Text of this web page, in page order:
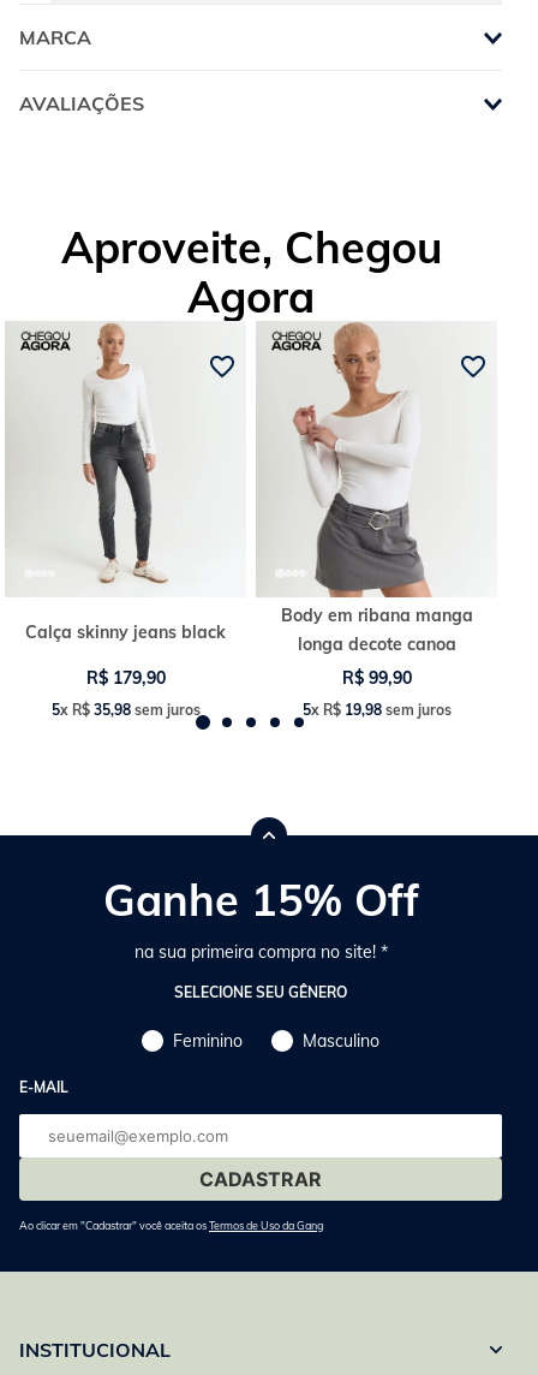
MARCA
AVALIAÇÕES
Aproveite, Chegou
Agora
Calça skinny jeans black
R$ 179,90
5x R$ 35,98sem juros
Body em ribana manga
longa decote canoa
R$ 99,90
5x R$ 19,98sem juros
Ganhe 15% Off
na sua primeira compra no site! *
SELECIONE SEU GÊNERO
Feminino Masculino
E-MAIL
E-
mail
Ao clicar em "Cadastrar" você aceita osTermos de Uso da Gang
INSTITUCIONAL